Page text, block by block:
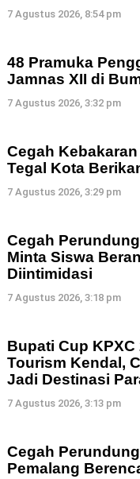
7 Agustus 2026, 8:54 pm
48 Pramuka
Jamnas XII di
7 Agustus 2026, 3:32 pm
Cegah
Tegal Kota
7 Agustus 2026, 3:29 pm
Cegah
Minta Siswa
Diintimidasi
7 Agustus 2026, 3:18 pm
Bupati Cup
Tourism Kendal,
Jadi Destinasi
7 Agustus 2026, 3:13 pm
Cegah
Pemalang